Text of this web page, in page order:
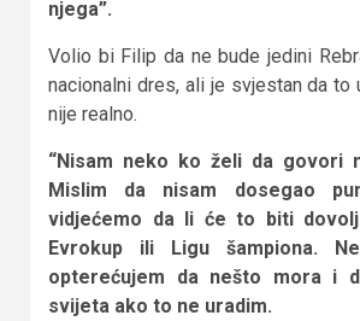
njega”.
Volio bi Filip da ne bude jedini
nacionalni dres, ali je svjestan da to
nije realno.
“Nisam neko ko želi da govori
Mislim da nisam dosegao
vidjećemo da li će to biti
Evrokup ili Ligu šampiona.
opterećujem da nešto mora i
svijeta ako to ne uradim.